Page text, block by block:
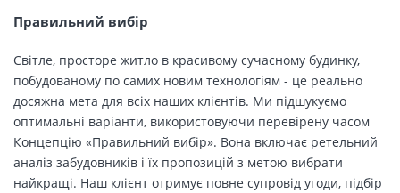
Правильний вибір
Світле, просторе житло в красивому сучасному будинку,
побудованому по самих новим технологіям - це реально
досяжна мета для всіх наших клієнтів. Ми підшукуємо
оптимальні варіанти, використовуючи перевірену часом
Концепцію «Правильний вибір». Вона включає ретельний
аналіз забудовників і їх пропозицій з метою вибрати
найкращі. Наш клієнт отримує повне супровід угоди, підбір